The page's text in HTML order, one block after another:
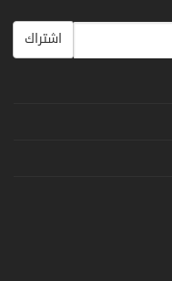
اشتراك